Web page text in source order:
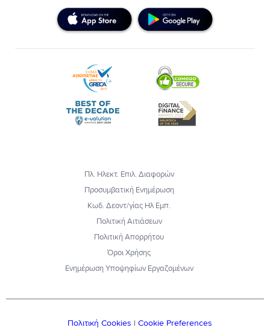
Πλ. Ηλεκτ. Επιλ. Διαφορών
Προσυμβατική Ενημέρωση
Κωδ. Δεοντ/γίας Ηλ Εμπ.
Πολιτική Αιτιάσεων
Πολιτική Απορρήτου
Όροι Χρήσης
Ενημέρωση Υποψηφίων Εργαζομένων
Πολιτική Cookies | Cookie Preferences